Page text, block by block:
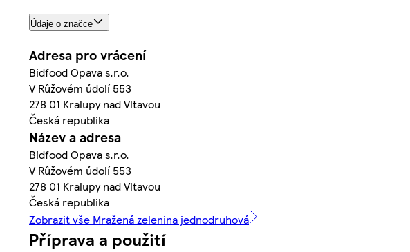
Údaje o značce
Adresa pro vrácení
Bidfood Opava s.r.o.
V Růžovém údolí 553
278 01 Kralupy nad Vltavou
Česká republika
Název a adresa
Bidfood Opava s.r.o.
V Růžovém údolí 553
278 01 Kralupy nad Vltavou
Česká republika
Zobrazit vše Mražená zelenina jednodruhová
Příprava a použití